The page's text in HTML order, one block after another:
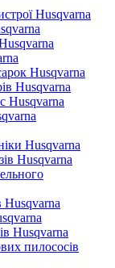
Husqvarna
Husqvarna
Husqvarna
Husqvarna
Husqvarna
Husqvarna
Husqvarna
Husqvarna
пилососів